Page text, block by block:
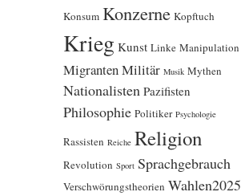
Konsum Konzerne Kopftuch
Krieg Kunst Linke Manipulation
MigrantenMilitär Musik Mythen
Nationalisten Pazifisten
Philosophie Politiker Psychologie
Rassisten Reiche Religion
Revolution Sport Sprachgebrauch
Verschwörungstheorien Wahlen2025